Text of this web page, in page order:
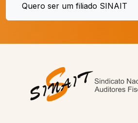
Quero ser um filiado SINAIT